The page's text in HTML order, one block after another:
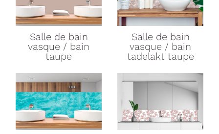
Salle de bain
vasque / bain
taupe
Salle de bain
vasque / bain
tadelakt taupe